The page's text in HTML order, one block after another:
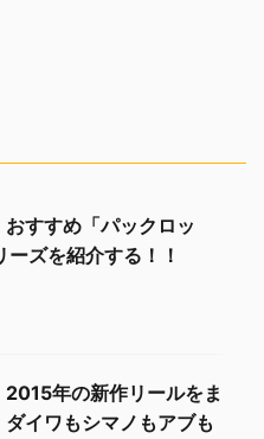
おすすめ「パックロッ
ーズを紹介する！！
2015年の新作リールをま
ダイワもシマノもアブも